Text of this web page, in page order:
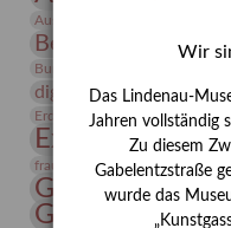
Ausstellung „Vier Winde“
Bernhard August
Burg Posterstein
digitallabor Entartete
Erdmann Julius Dietrich
frauen Frauen in der
Gerhard-
Gerhard
Wir
Das Lindenau-
Jahren vollständig
Zu diesem
Gabelentzstraße
wurde das